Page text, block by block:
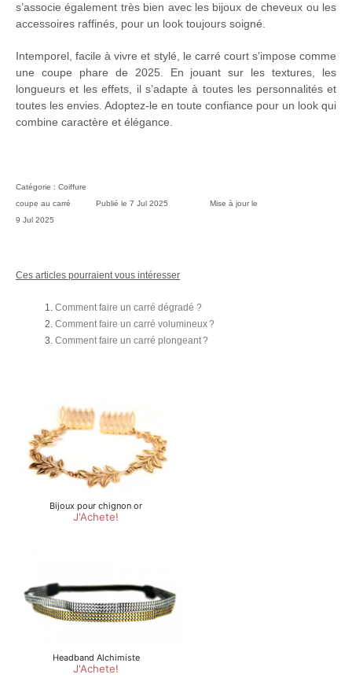
s’associe également très bien avec les bijoux de cheveux ou les
accessoires raffinés, pour un look toujours soigné.
Intemporel, facile à vivre et stylé, le carré court s’impose comme
une coupe phare de 2025. En jouant sur les textures, les
longueurs et les effets, il s’adapte à toutes les personnalités et
toutes les envies. Adoptez-le en toute confiance pour un look qui
combine caractère et élégance.
Catégorie : Coiffure
coupe au carré
Publié le 7 Jul 2025
Mise à jour le
9 Jul 2025
Ces articles pourraient vous intéresser
Comment faire un carré dégradé ?
Comment faire un carré volumineux ?
Comment faire un carré plongeant ?